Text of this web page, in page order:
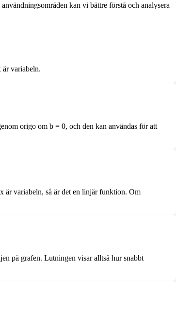
kan vi bättre förstå och analysera
variabeln.
origo om b = 0, och den kan användas för att
är variabeln, så är det en linjär funktion. Om
på grafen. Lutningen visar alltså hur snabbt